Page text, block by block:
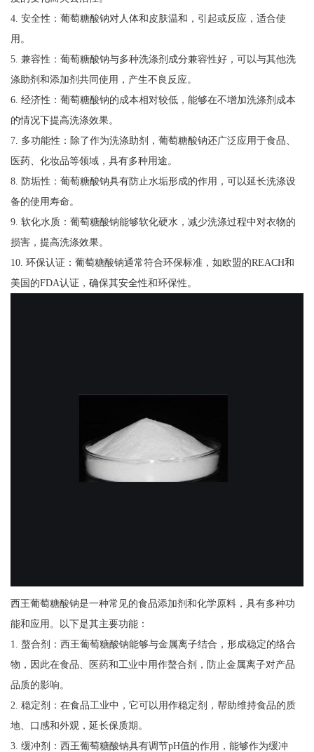
4. 安全性：葡萄糖酸钠对人体和皮肤温和，引起或反应，适合使
用。
5. 兼容性：葡萄糖酸钠与多种洗涤剂成分兼容性好，可以与其他洗
涤助剂和添加剂共同使用，产生不良反应。
6. 经济性：葡萄糖酸钠的成本相对较低，能够在不增加洗涤剂成本
的情况下提高洗涤效果。
7. 多功能性：除了作为洗涤助剂，葡萄糖酸钠还广泛应用于食品、
医药、化妆品等领域，具有多种用途。
8. 防垢性：葡萄糖酸钠具有防止水垢形成的作用，可以延长洗涤设
备的使用寿命。
9. 软化水质：葡萄糖酸钠能够软化硬水，减少洗涤过程中对衣物的
损害，提高洗涤效果。
10. 环保认证：葡萄糖酸钠通常符合环保标准，如欧盟的REACH和
美国的FDA认证，确保其安全性和环保性。
西王葡萄糖酸钠是一种常见的食品添加剂和化学原料，具有多种功
能和应用。以下是其主要功能：
1. 螯合剂：西王葡萄糖酸钠能够与金属离子结合，形成稳定的络合
物，因此在食品、医药和工业中用作螯合剂，防止金属离子对产品
品质的影响。
2. 稳定剂：在食品工业中，它可以用作稳定剂，帮助维持食品的质
地、口感和外观，延长保质期。
3. 缓冲剂：西王葡萄糖酸钠具有调节pH值的作用，能够作为缓冲